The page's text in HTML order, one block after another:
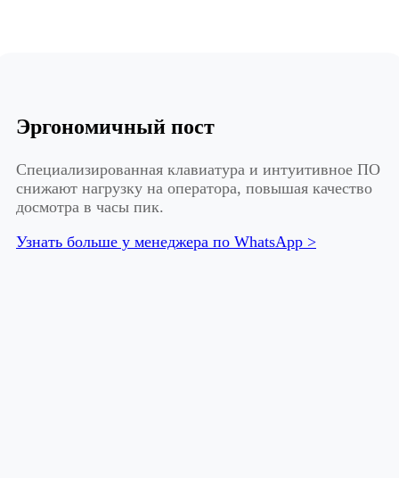
Эргономичный пост
Специализированная клавиатура и интуитивное ПО
снижают нагрузку на оператора, повышая качество
досмотра в часы пик.
Узнать больше у менеджера по WhatsApp >